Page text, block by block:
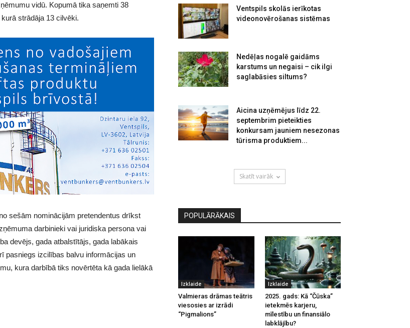
vidū. Kopumā tika saņemti 38
strādāja 13 cilvēki.
sešām nominācijām pretendentus drīkst
darbinieki vai juridiska persona vai
devējs, gada atbalstītājs, gada labākais
pasniegs izcilības balvu informācijas un
kura darbībā tiks novērtēta kā gada lielākā
Ventspils skolās ierīkotas
videonovērošanas sistēmas
Nedēļas nogalē gaidāms
karstums un negaisi – cik ilgi
saglabāsies siltums?
Aicina uzņēmējus līdz 22.
septembrim pieteikties
konkursam jauniem nesezonas
tūrisma produktiem...
Skatīt vairāk
POPULĀRĀKAIS
Izklaide
Valmieras drāmas teātris
viesosies ar izrādi
“Pigmalions”
Izklaide
2025. gads: Kā “Čūska”
ietekmēs karjeru,
mīlestību un finansiālo
labklājību?